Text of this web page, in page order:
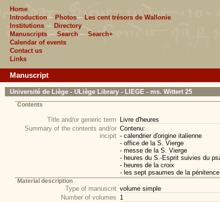
Home
Introduction··· Photos··· Les cent trésors de Wallonie
Institutions ··· Directory
Manuscripts ··· Search ··· Search+
Calendar of events
Contact us
Links
Manuscript
Université de Liège - ULiège Library - LIEGE - ms. Wittert 25
Contents
Title and/or generic term
Livre d'heures
Summary of the contents and/or
incipit
Contenu:
- calendrier d'origine italienne
- office de la S. Vierge
- messe de la S. Vierge
- heures du S.-Esprit suivies du
- heures de la croix
- les sept psaumes de la
Material description
Type of manuscrit volume simple
Number of volumes 1